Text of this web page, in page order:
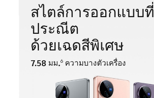
สไตล์การออกแบบที่
ประณีต
ด้วยเฉดสีพิเศษ
7.58 มม.6ความบางตัวเครื่อง